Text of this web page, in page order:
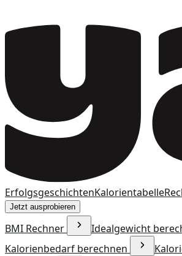
ErfolgsgeschichtenKalorientabelle
Jetzt ausprobieren
BMI Rechner
Idealgewicht
Kalorienbedarf berechnen